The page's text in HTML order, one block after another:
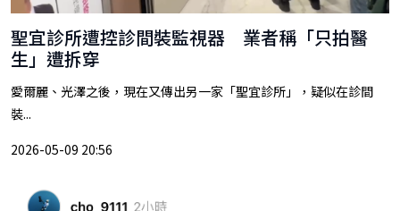
聖宜診所遭控診間裝監視器 業者稱「只拍醫
生」遭拆穿
愛爾麗、光澤之後，現在又傳出另一家「聖宜診所」，疑似在診間
裝...
2026-05-09 20:56